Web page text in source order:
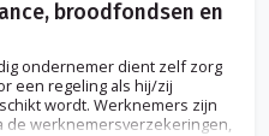
broodfondsen en
ondernemer dient zelf zorg
een regeling als hij/zij
wordt. Werknemers zijn
de werknemersverzekeringen,